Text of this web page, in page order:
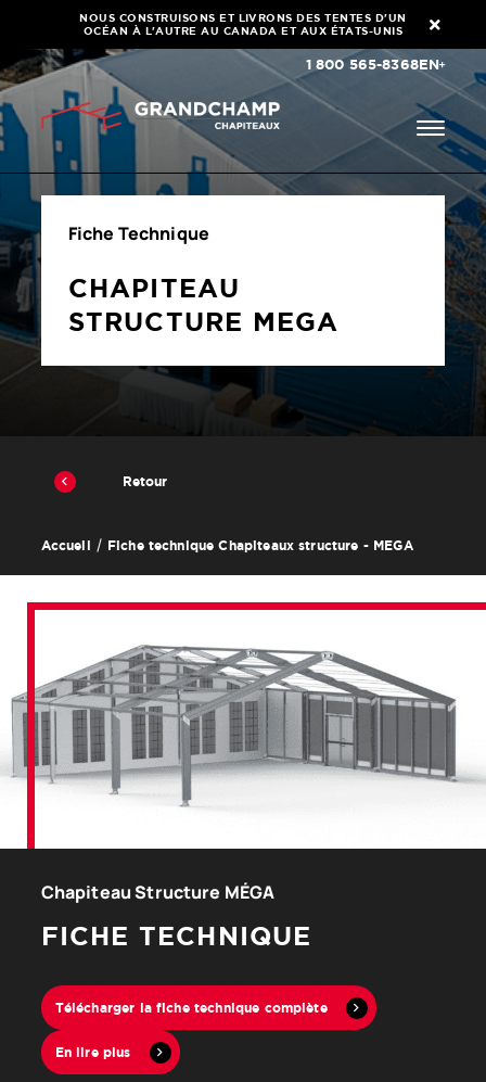
NOUS CONSTRUISONS ET LIVRONS DES TENTES D'UN
OCÉAN À L'AUTRE AU CANADA ET AUX ÉTATS-UNIS
1 800 565-8368EN
Fiche Technique
CHAPITEAU
STRUCTURE MEGA
Retour
Accueil Fiche technique Chapiteaux structure - MEGA
Chapiteau Structure MÉGA
FICHE TECHNIQUE
Télécharger la fiche technique complète
En lire plus